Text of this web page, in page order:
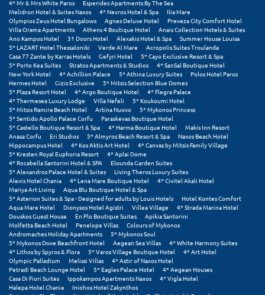
Πόρτο Χέλι
Πρέβεζα
Πύλος
Πύργος
Ρ
Ρέθυμνο
Ρίο
Ρόδος
Σ
Σαλαμίνα
Σαμοθράκη
Σάμος
Σαντορίνη
4* Mr & Mrs White Paros
Esperides Apartments By The Sea
Melidron Hotel & Suites Naxos
4* Nevros Hotel & Spa
Ilia Mare
Olympios Zeus Hotel Bungalows
Agnes Deluxe Hotel
Preveza City Comfort Hotel
Villa Orama Apartments
Athens 4 Boutique Hotel
Anais Collection Hotels & Suites
Ano Kampos Hotel
31 Doors Hotel Alexakis Hotel & Spa
Summer House Louisa
5* LAZART Hotel Thessaloniki
Verde Al Mare
Acropolis Suites Troulanda
Casa 77 Zante by Karras Hotels
Gefyri Hotel
5* Cayo Exclusive Resort & Spa
5* Porto Kea Suites
Stratos Apartments & Studios
4* SanSal Boutique Hotel
New York Hotel
4* Achillion Palace 5* Athina Luxury Suites
Polos Hotel Paros
Hermes Hotel
Gizis Exclusive
5* Mitsis Selection Blue Domes
5* Plaza Resort Hotel
4* Argo Boutique Hotel
4* Flegra Palace
4* Thermesea Luxury Lodge
Villa Nefeli
5* Koukoumi Hotel
5* Mitsis Ramira Beach Hotel
Artina Nuovo
5* Mykonos Princess
5* Sentido Apollo Palace Corfu
Paraskevas Boutique Hotel
5* Castello Boutique Resort & Spa
4* Harma Boutique Hotel
Makis Inn Resort
Anasa Corfu
Eri Studios 5* Almyros Beach Resort & Spa
Naxos Beach Hotel
Hippocampus Hotel
4* Kos Aktis Art Hotel
4* Canvas by Mitsis Family Village
5* Kresten Royal Euphoria Resort
4* Aplai Dome
4* Rocabella Santorini Hotel & SPA
Elounda Garden Suites
5* Alexandros Palace Hotel & Suites
Living Theros Luxury Suites
Alexis Hotel Chania
4* Lena Mare Boutique Hotel
4* Civitel Akali Hotel
Mariya Art Living
Aqua Blu Boutique Hotel & Spa
5* Asterion Suites & Spa - Designed for adults by Louis Hotels
Hotel Kontes Comfort
Aqua Mare Hotel
Dionysos Hotel Agistri Villea Village
4* Strada Marina Hotel
Douskos Guest House
En Plo Boutique Suites
Apikia Santorini
Molfetta Beach Hotel
Penelope Villas
Colours of Mykonos
Andromaches Holiday Apartments
5* Mykonos Soul
5* Mykonos Dove Beachfront Hotel
Aegean Sea Villas
4* White Harmony Suites
4* Lithos by Spyros & Flora
5* Varos Village Boutique Hotel
4* Art Hotel
Olympic Palladium
Melissi Villas
4* Astir of Naxos Hotel
Petradi Beach Lounge Hotel
5* Eagles Palace Hotel
4* Aegean Houses
Casa Di Fiori Suites
Ippokampos Apartments Naxos
4* Vigla Hotel
Halepa Hotel Chania
Iniohos Hotel Zakynthos